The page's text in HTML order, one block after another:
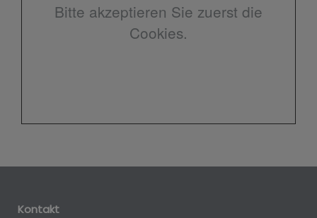
Bitte akzeptieren Sie zuerst die
Cookies.
Kontakt